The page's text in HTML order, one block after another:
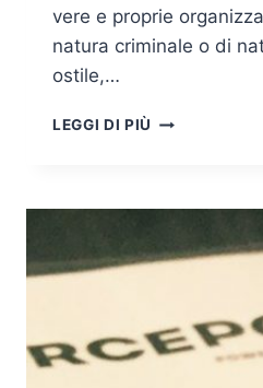
vere e proprie
natura criminale o di
ostile,…
LEGGI DI PIÙ GAMIFICATION